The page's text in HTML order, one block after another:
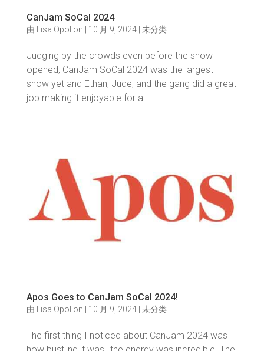
CanJam SoCal 2024
由 Lisa Opolion 10 月 9, 2024| 未分类
Judging by the crowds even before the show
opened, CanJam SoCal 2024 was the largest
show yet and Ethan, Jude, and the gang did a great
job making it enjoyable for all.
Apos Goes to CanJam SoCal 2024!
由 Lisa Opolion 10 月 9, 2024| 未分类
The first thing I noticed about CanJam 2024 was